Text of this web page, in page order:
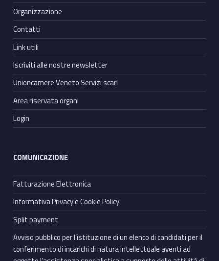
Organizzazione
Contatti
Link utili
Iscriviti alle nostre newsletter
Unioncamere Veneto Servizi scarl
Area riservata organi
Login
COMUNICAZIONE
Fatturazione Elettronica
Informativa Privacy e Cookie Policy
Split payment
Avviso pubblico per l’istituzione di un elenco di candidati per il
conferimento di incarichi di natura intellettuale aventi ad